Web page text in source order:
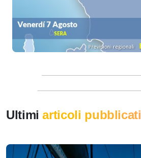
Ultimiarticoli pubblicati